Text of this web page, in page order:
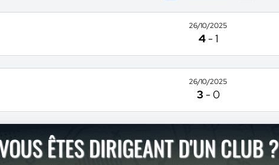
26/10/2025
4 -1
26/10/2025
3 -0
ÊTES DIRIGEANT D'UN CLUB ?